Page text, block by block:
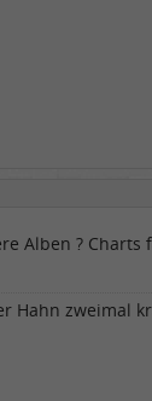
Alben ? Charts
Hahn zweimal